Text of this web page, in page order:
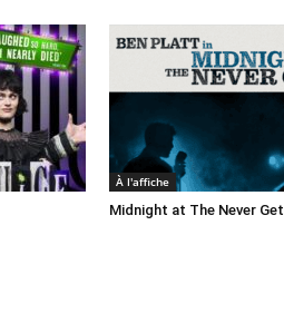
À l'affiche
Midnight at The Never Get